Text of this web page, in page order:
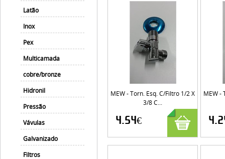
Latão
Inox
Pex
Multicamada
cobre/bronze
Hidronil
Pressão
Vávulas
Galvanizado
Filtros
MEW - Torn. Esq. C/filtro 1/2 X
3/8 C...
4.54€
MEW -